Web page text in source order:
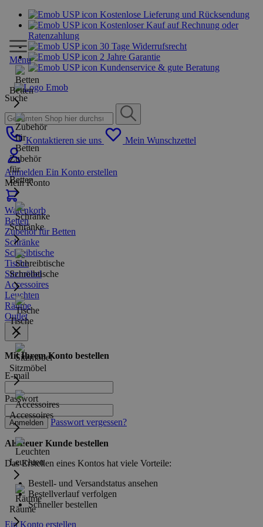
Kostenlose Lieferung und Rücksendung
Kostenloser Kauf auf Rechnung oder
Ratenzahlung
30 Tage Widerrufsrecht
2 Jahre Garantie
Kundenservice & gute Beratung
Suche
Kontaktieren sie uns Mein Wunschzettel
Anmelden Ein Konto erstellen
Mein Konto
Warenkorb
Menu
Betten
Zubehör
für
Betten
Schränke
Schreibtische
Tische
Sitzmöbel
Accessoires
Leuchten
Räume
Betten
Zubehör für Betten
Schränke
Schreibtische
Tische
Sitzmöbel
Accessoires
Leuchten
Räume
Outlet
Mit Ihrem Konto bestellen
E-mail
Passwort
Anmelden Passwort vergessen?
Als neuer Kunde bestellen
Das Erstellen eines Kontos hat viele Vorteile:
Bestell- und Versandstatus ansehen
Bestellverlauf verfolgen
Schneller bestellen
Ein Konto erstellen